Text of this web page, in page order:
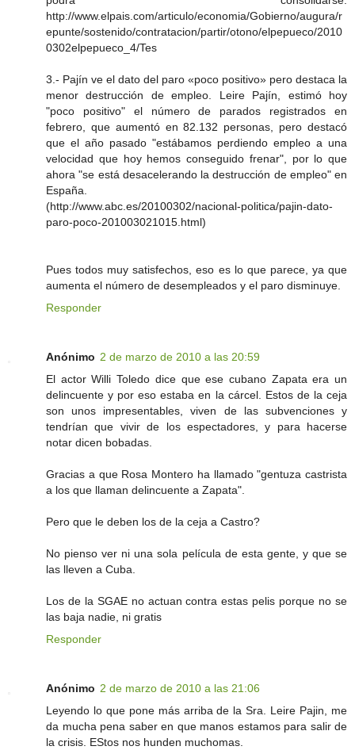
http://www.elpais.com/articulo/economia/Gobierno/augura/r
epunte/sostenido/contratacion/partir/otono/elpepueco/2010
0302elpepueco_4/Tes
3.- Pajín ve el dato del paro «poco positivo» pero destaca la
menor destrucción de empleo. Leire Pajín, estimó hoy
"poco positivo" el número de parados registrados en
febrero, que aumentó en 82.132 personas, pero destacó
que el año pasado "estábamos perdiendo empleo a una
velocidad que hoy hemos conseguido frenar", por lo que
ahora "se está desacelerando la destrucción de empleo" en
España.
(http://www.abc.es/20100302/nacional-politica/pajin-dato-
paro-poco-201003021015.html)
Pues todos muy satisfechos, eso es lo que parece, ya que
aumenta el número de desempleados y el paro disminuye.
Responder
Anónimo 2 de marzo de 2010 a las 20:59
El actor Willi Toledo dice que ese cubano Zapata era un
delincuente y por eso estaba en la cárcel. Estos de la ceja
son unos impresentables, viven de las subvenciones y
tendrían que vivir de los espectadores, y para hacerse
notar dicen bobadas.
Gracias a que Rosa Montero ha llamado "gentuza castrista
a los que llaman delincuente a Zapata".
Pero que le deben los de la ceja a Castro?
No pienso ver ni una sola película de esta gente, y que se
las lleven a Cuba.
Los de la SGAE no actuan contra estas pelis porque no se
las baja nadie, ni gratis
Responder
Anónimo 2 de marzo de 2010 a las 21:06
Leyendo lo que pone más arriba de la Sra. Leire Pajin, me
da mucha pena saber en que manos estamos para salir de
la crisis. EStos nos hunden muchomas.